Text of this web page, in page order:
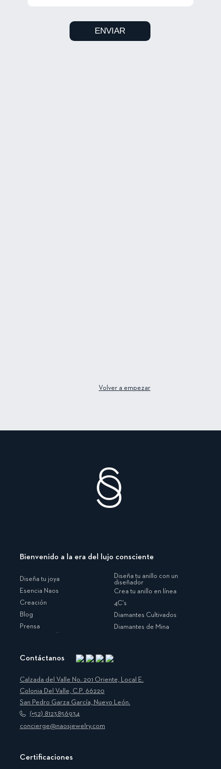
Volver a empezar
ENVIAR
Bienvenido a la era del lujo consciente
Diseña tu joya
Esencia Naos
Creación
Blog
Prensa
Diseña tu anillo con un
diseñador
Crea tu anillo en línea
4C's
Diamantes Cultivados
Diamantes de Mina
Contáctanos
Instagram
Facebook
Translation
missing:
es.general.social.links.linkedin
Pinterest
Calzada del Valle No. 201 Oriente, Local E.
Colonia Del Valle, C.P. 66220
San Pedro Garza García, Nuevo León.
(+52) 8123856934
concierge@naosjewelry.com
Certificaciones